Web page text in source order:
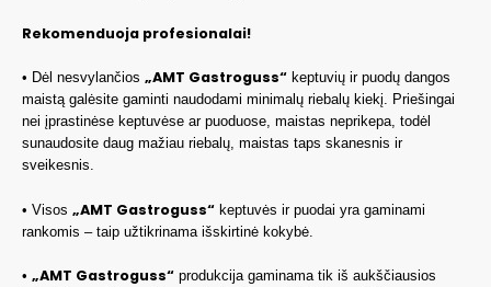
Rekomenduoja profesionalai!
• Dėl nesvylančios „AMT Gastroguss“ keptuvių ir puodų dangos
maistą galėsite gaminti naudodami minimalų riebalų kiekį. Priešingai
nei įprastinėse keptuvėse ar puoduose, maistas neprikepa, todėl
sunaudosite daug mažiau riebalų, maistas taps skanesnis ir
sveikesnis.
• Visos „AMT Gastroguss“ keptuvės ir puodai yra gaminami
rankomis – taip užtikrinama išskirtinė kokybė.
• „AMT Gastroguss“ produkcija gaminama tik iš aukščiausios